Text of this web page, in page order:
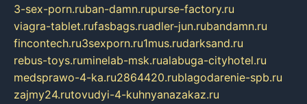
3-sex-porn.ruban-damn.rupurse-factory.ru
viagra-tablet.rufasbags.ruadler-jun.rubandamn.ru
fincontech.ru3sexporn.ru1mus.rudarksand.ru
rebus-toys.ruminelab-msk.rualabuga-cityhotel.ru
medsprawo-4-ka.ru2864420.rublagodarenie-spb.ru
zajmy24.rutovudyi-4-kuhnyanazakaz.ru